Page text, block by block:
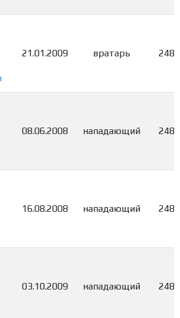
21.01.2009 вратарь 2484
08.06.2008 нападающий 2485
16.08.2008 нападающий 2486
03.10.2009 нападающий 2487